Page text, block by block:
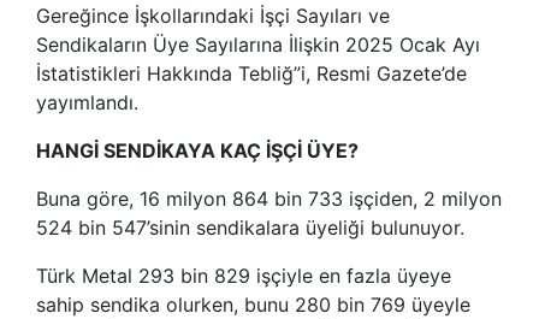
Gereğince İşkollarındaki İşçi Sayıları ve
Sendikaların Üye Sayılarına İlişkin 2025 Ocak Ayı
İstatistikleri Hakkında Tebliğ”i, Resmi Gazete’de
yayımlandı.
HANGİ SENDİKAYA KAÇ İŞÇİ ÜYE?
Buna göre, 16 milyon 864 bin 733 işçiden, 2 milyon
524 bin 547’sinin sendikalara üyeliği bulunuyor.
Türk Metal 293 bin 829 işçiyle en fazla üyeye
sahip sendika olurken, bunu 280 bin 769 üyeyle